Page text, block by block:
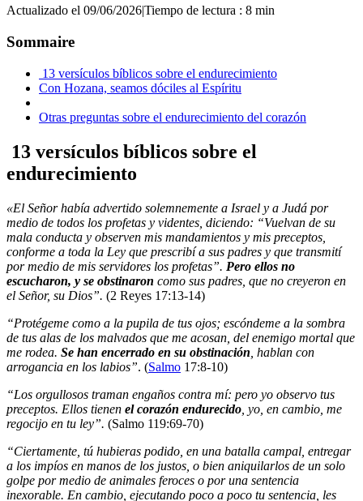
Actualizado el 09/06/2026|Tiempo de lectura : 8 min
Sommaire
13 versículos bíblicos sobre el endurecimiento
Con Hozana, seamos dóciles al Espíritu
Otras preguntas sobre el endurecimiento del corazón
13 versículos bíblicos sobre el
endurecimiento
«El Señor había advertido solemnemente a Israel y a Judá por
medio de todos los profetas y videntes, diciendo: “Vuelvan de su
mala conducta y observen mis mandamientos y mis preceptos,
conforme a toda la Ley que prescribí a sus padres y que transmití
por medio de mis servidores los profetas”. Pero ellos no
escucharon, y se obstinaron como sus padres, que no creyeron en
el Señor, su Dios”. (2 Reyes 17:13-14)
“Protégeme como a la pupila de tus ojos; escóndeme a la sombra
de tus alas de los malvados que me acosan, del enemigo mortal que
me rodea. Se han encerrado en su obstinación , hablan con
arrogancia en los labios”. (Salmo 17:8-10)
“Los orgullosos traman engaños contra mí: pero yo observo tus
preceptos. Ellos tienen el corazón endurecido , yo, en cambio, me
regocijo en tu ley”. (Salmo 119:69-70)
“Ciertamente, tú hubieras podido, en una batalla campal, entregar
a los impíos en manos de los justos, o bien aniquilarlos de un solo
golpe por medio de animales feroces o por una sentencia
inexorable. En cambio, ejecutando poco a poco tu sentencia, les